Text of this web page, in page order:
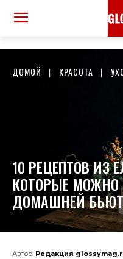
ДОМОЙ КРАСОТА
10 РЕЦЕПТОВ ИЗ
КОТОРЫЕ МОЖНО
ДОМАШНЕЙ
Автор: Редакция